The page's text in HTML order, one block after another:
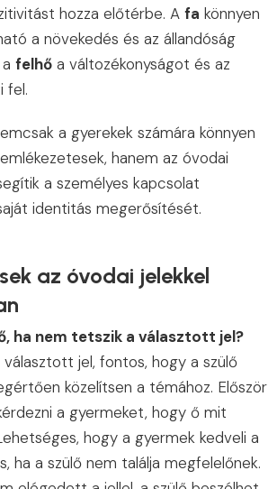
hozza előtérbe. A fa könnyen
a növekedés és az állandóság
felhő a változékonyságot és az
fel.
a gyerekek számára könnyen
hanem az óvodai
a személyes kapcsolat
identitás megerősítését.
az óvodai jelekkel
ha nem tetszik a választott jel?
jel, fontos, hogy a szülő
közelítsen a témához. Először
a gyermeket, hogy ő mit
hogy a gyermek kedveli a
ha a szülő nem találja megfelelőnek.